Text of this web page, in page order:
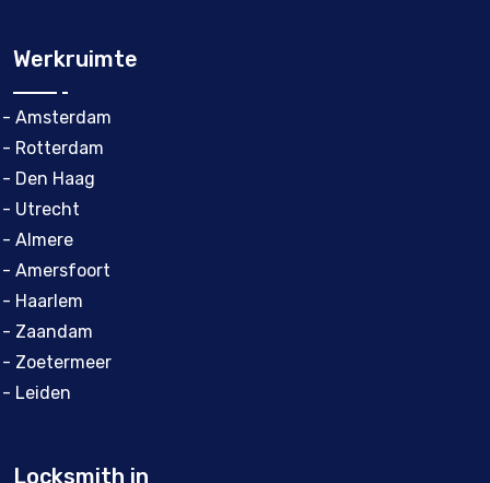
Werkruimte
- Amsterdam
- Rotterdam
- Den Haag
- Utrecht
- Almere
- Amersfoort
- Haarlem
- Zaandam
- Zoetermeer
- Leiden
Locksmith in